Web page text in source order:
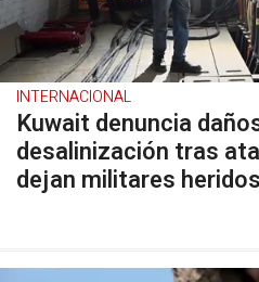
INTERNACIONAL
Kuwait denuncia
desalinización tras
dejan militares heridos